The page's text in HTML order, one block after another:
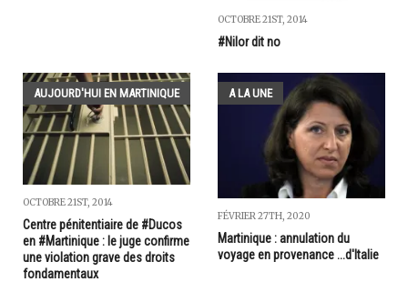
OCTOBRE 21ST, 2014
#Nilor dit no
AUJOURD'HUI EN MARTINIQUE
OCTOBRE 21ST, 2014
Centre pénitentiaire de #Ducos
en #Martinique : le juge confirme
une violation grave des droits
fondamentaux
A LA UNE
FÉVRIER 27TH, 2020
Martinique : annulation du
voyage en provenance ...d'Italie